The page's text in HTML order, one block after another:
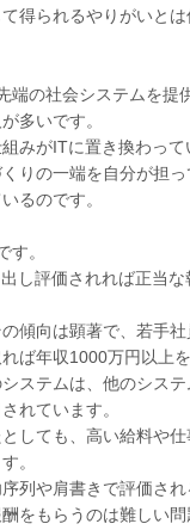
得られるやりがいとは
端の社会システムを提
多いです。
みがITに置き換わって
りの一端を自分が担っ
るのです。
す。
し評価されれば正当な
傾向は顕著で、若手
ば年収1000万円以上
ステムは、他のシス
れています。
しても、高い給料や
。
列や肩書きで評価さ
をもらうのは難しい問